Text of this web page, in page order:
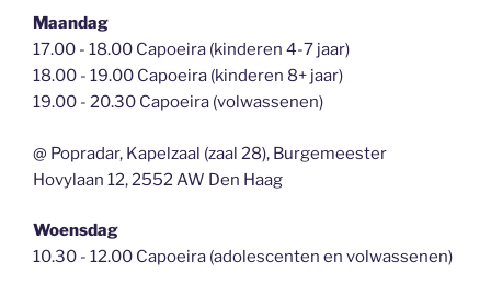
Maandag
17.00 - 18.00 Capoeira (kinderen 4-7 jaar)
18.00 - 19.00 Capoeira (kinderen 8+ jaar)
19.00 - 20.30 Capoeira (volwassenen)
@ Popradar, Kapelzaal (zaal 28), Burgemeester
Hovylaan 12, 2552 AW Den Haag
Woensdag
10.30 - 12.00 Capoeira (adolescenten en volwassenen)